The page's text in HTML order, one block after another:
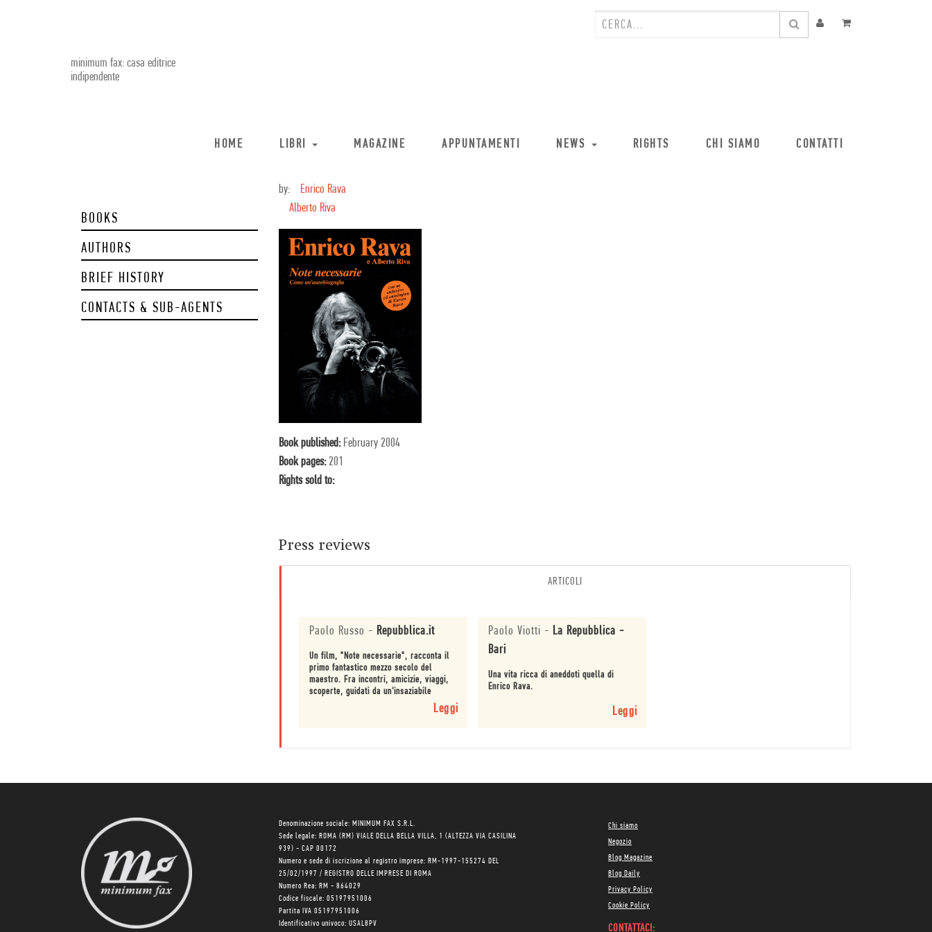
minimum fax: casa editrice
indipendente
HOME LIBRI MAGAZINE APPUNTAMENTI NEWS RIGHTS CHI SIAMO CONTATTI
BOOKS
AUTHORS
BRIEF HISTORY
CONTACTS & SUB-AGENTS
by:
Enrico Rava
Alberto Riva
Book published: February 2004
Book pages: 201
Rights sold to:
Press reviews
ARTICOLI
Paolo Russo - Repubblica.it
Un film, "Note necessarie", racconta il
primo fantastico mezzo secolo del
maestro. Fra incontri, amicizie, viaggi,
scoperte, guidati da un'insaziabile
Leggi
Paolo Viotti - La Repubblica -
Bari
Una vita ricca di aneddoti quella di
Enrico Rava.
Leggi
Denominazione sociale: MINIMUM FAX S.R.L.
Sede legale: ROMA (RM) VIALE DELLA BELLA VILLA, 1 (ALTEZZA VIA CASILINA
939) - CAP 00172
Numero e sede di iscrizione al registro imprese: RM-1997-155274 DEL
25/02/1997 / REGISTRO DELLE IMPRESE DI ROMA
Numero Rea: RM - 864029
Codice fiscale: 05197951006
Partita IVA 05197951006
Identificativo univoco: USAL8PV
Chi siamo
Negozio
Blog Magazine
Blog Daily
Privacy Policy
Cookie Policy
CONTATTACI: